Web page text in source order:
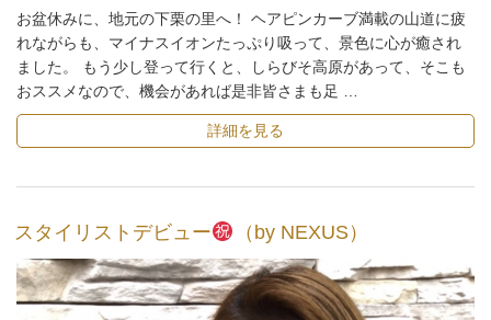
お盆休みに、地元の下栗の里へ！ ヘアピンカーブ満載の山道に疲
れながらも、マイナスイオンたっぷり吸って、景色に心が癒され
ました。 もう少し登って行くと、しらびそ高原があって、そこも
おススメなので、機会があれば是非皆さまも足 …
詳細を見る
スタイリストデビュー （by NEXUS）